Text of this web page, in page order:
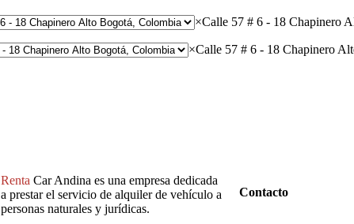
×Calle 57 # 6 - 18 Chapinero
×Calle 57 # 6 - 18 Chapinero
Renta CarAndina es una empresa dedicada
a prestar el servicio de alquiler de vehículo a
personas naturales y jurídicas.
Contacto